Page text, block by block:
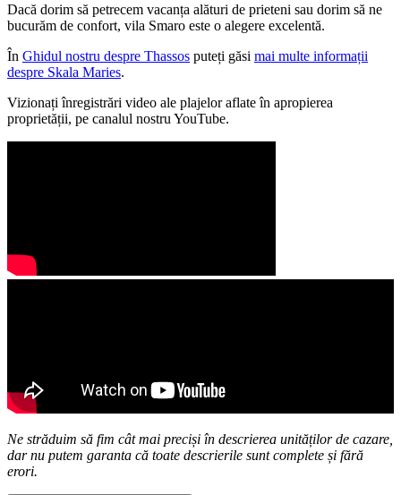
Dacă dorim să petrecem vacanța alături de prieteni sau dorim să ne
bucurăm de confort, vila Smaro este o alegere excelentă.
În Ghidul nostru despre Thassos puteți găsi mai multe informații
despre Skala Maries.
Vizionați înregistrări video ale plajelor aflate în apropierea
proprietății, pe canalul nostru YouTube.
Ne străduim să fim cât mai preciși în descrierea unităților de cazare,
dar nu putem garanta că toate descrierile sunt complete și fără
erori.